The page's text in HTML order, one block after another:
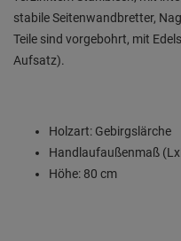
stabile Seitenwandbretter,
Teile sind vorgebohrt, mit
Aufsatz).
Holzart: Gebirgslärche
Handlaufaußenmaß
Höhe: 80 cm